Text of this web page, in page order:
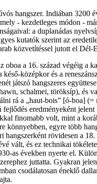
hangszer. Indiában 3200
- kezdetleges módon -
a duplanádas
kutatók szerint az
közvetítéssel jutott el Dél-
oboa a 16. század végéig a
középkor és a
játszó hangszeres
schalmei, töröksíp), és
rá a „haut-bois” [ó-boa] (=
eredményeként jelent
finomabb volt, mint a
könnyebben, egyre több
hangszerként rövidesen a
vált, és ez technikai
as években nyerte el.
juttatta. Gyakran
csodálatosan éneklő